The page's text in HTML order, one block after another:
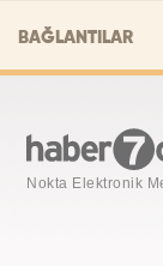
BAĞLANTILAR
Nokta Elektronik